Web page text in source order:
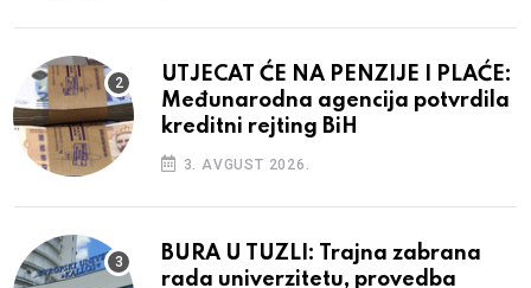
UTJECAT ĆE NA PENZIJE I PLAĆE:
Međunarodna agencija potvrdila
kreditni rejting BiH
3. AVGUST 2026.
BURA U TUZLI: Trajna zabrana
rada univerzitetu, provedba